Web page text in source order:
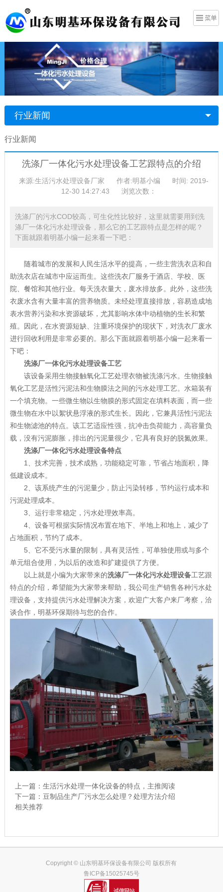
行业新闻
行业新闻
洗涤厂一体化污水处理设备工艺跟特点的介绍
来源:生活污水处理设备厂家 作者:明基小编
时间: 2019-
12-30 14:27:43
浏览次数：
洗涤厂的污水COD较高，可生化性比较好，这里就需要用到洗
涤厂一体化污水处理设备，那么它的工艺跟特点是怎样的呢？
下面就跟着明基小编一起来看一下吧：
随着城市的发展和人民生活水平的提高，一些主营洗衣店和自
助洗衣店在城市中应运而生。这些洗衣厂服务于酒店、学校、医
院、餐馆和其他行业。每天洗衣量大，废水排放多。此外，这些洗
衣废水含有大量丰富的营养物质。未经处理直接排放，容易造成地
表水营养污染和水资源破坏，尤其影响水体中动植物的生长和繁
殖。因此，在水资源短缺、注重环境保护的现状下，对洗衣厂废水
进行回收利用是非常必要的。那么下面就跟着明基小编一起来看一
下吧：
洗涤厂一体化污水处理设备工艺
该设备采用生物接触氧化工艺处理衣物被洗涤污水。生物接触
氧化工艺是活性污泥法和生物膜法之间的污水处理工艺。水箱装有
一个填充物。一些微生物以生物膜的形式固定在填料表面，而一些
微生物在水中以絮状悬浮液的形式生长。因此，它兼具活性污泥法
和生物滤池的特点。该工艺适应性强，抗冲击负荷能力，高容量负
载，没有污泥膨胀，排出的污泥量很少，它具有良好的脱氮效果。
洗涤厂一体化污水处理设备特点
1、技术完善，技术成熟，功能稳定可靠，节省占地面积，降
低建设成本。
2、该系统产生的污泥量少，防止污染转移，节约运行成本和
污泥处理成本。
3、运行非常稳定，污水处理效率高。
4、设备可根据实际情况布置在地下、半地上和地上，减少了
占地面积，节约了成本。
5、它不受污水量的限制，具有灵活性，可单独使用或与多个
单元组合使用，为以后的改造和扩建提供了方便。
以上就是小编为大家带来的洗涤厂一体化污水处理设备工艺跟
特点的介绍，希望能为大家带来帮助，我公司生产销售各种污水处
理设备，支持提供污水处理解决方案，欢迎广大客户来厂考察，洽
谈合作，明基环保期待与您的合作。
上一篇： 生活污水处理一体化设备的特点，主推阅读
下一篇： 豆制品生产厂污水怎么处理？处理方法介绍
相关推荐
Copyright © 山东明基环保设备有限公司 版权所有
鲁ICP备15025745号